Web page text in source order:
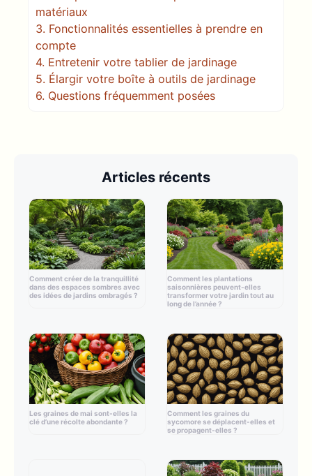
matériaux
3. Fonctionnalités essentielles à prendre en
compte
4. Entretenir votre tablier de jardinage
5. Élargir votre boîte à outils de jardinage
6. Questions fréquemment posées
Articles récents
Comment créer de la tranquillité
dans des espaces sombres avec
des idées de jardins ombragés ?
Comment les plantations
saisonnières peuvent-elles
transformer votre jardin tout au
long de l’année ?
Les graines de mai sont-elles la
clé d’une récolte abondante ?
Comment les graines du
sycomore se déplacent-elles et
se propagent-elles ?